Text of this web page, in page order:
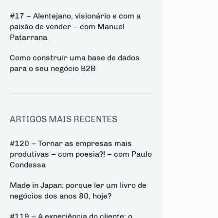
#17 – Alentejano, visionário e com a
paixão de vender – com Manuel
Patarrana
Como construir uma base de dados
para o seu negócio B2B
ARTIGOS MAIS RECENTES
#120 – Tornar as empresas mais
produtivas – com poesia?! – com Paulo
Condessa
Made in Japan: porque ler um livro de
negócios dos anos 80, hoje?